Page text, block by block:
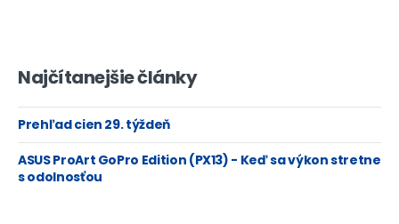
Najčítanejšie články
Prehľad cien 29. týždeň
ASUS ProArt GoPro Edition (PX13) - Keď sa výkon stretne
s odolnosťou